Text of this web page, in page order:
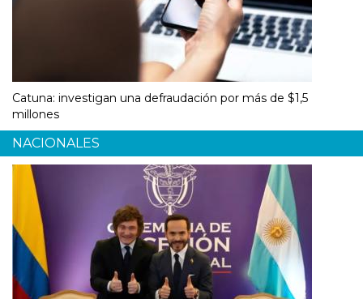
Catuna: investigan una defraudación por más de $1,5
millones
NACIONALES